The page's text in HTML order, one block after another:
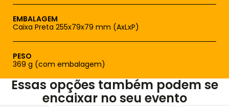
EMBALAGEM
Caixa Preta 255x79x79 mm (AxLxP)
PESO
369 g (com embalagem)
Essas opções também podem se
encaixar no seu evento